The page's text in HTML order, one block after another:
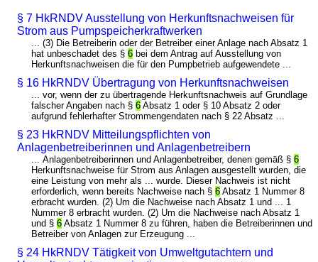
§ 7 HkRNDV Ausstellung von Herkunftsnachweisen für
Strom aus Pumpspeicherkraftwerken
... (3) Die Betreiberin oder der Betreiber einer Anlage nach Absatz 1
hat unbeschadet des §6 bei dem Antrag auf Ausstellung von
Herkunftsnachweisen die für den Pumpbetrieb aufgewendete ...
§ 16 HkRNDV Übertragung von Herkunftsnachweisen
... vor, wenn der zu übertragende Herkunftsnachweis auf Grundlage
falscher Angaben nach §6 Absatz 1 oder § 10 Absatz 2 oder
aufgrund fehlerhafter Strommengendaten nach § 22 Absatz ...
§ 23 HkRNDV Mitteilungspflichten von
Anlagenbetreiberinnen und Anlagenbetreibern
... Anlagenbetreiberinnen und Anlagenbetreiber, denen gemäß §6
Herkunftsnachweise für Strom aus Anlagen ausgestellt wurden, die
eine Leistung von mehr als ... wurde. Dieser Nachweis ist nicht
erforderlich, wenn bereits Nachweise nach §6 Absatz 1 Nummer 8
erbracht wurden. (2) Um die Nachweise nach Absatz 1 und ... 1
Nummer 8 erbracht wurden. (2) Um die Nachweise nach Absatz 1
und §6 Absatz 1 Nummer 8 zu führen, haben die Betreiberinnen und
Betreiber von Anlagen zur Erzeugung ...
§ 24 HkRNDV Tätigkeit von Umweltgutachtern und